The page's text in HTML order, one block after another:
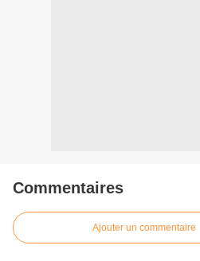
Commentaires
Ajouter un commentaire